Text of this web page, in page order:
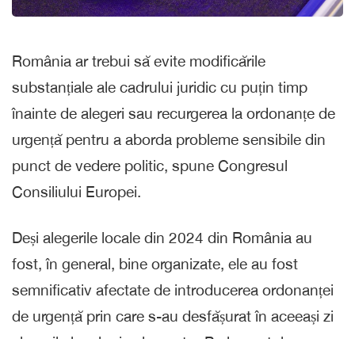
România ar trebui să evite modificările
substanțiale ale cadrului juridic cu puțin timp
înainte de alegeri sau recurgerea la ordonanțe de
urgență pentru a aborda probleme sensibile din
punct de vedere politic, spune Congresul
Consiliului Europei.
Deși alegerile locale din 2024 din România au
fost, în general, bine organizate, ele au fost
semnificativ afectate de introducerea ordonanței
de urgență prin care s-au desfășurat în aceeași zi